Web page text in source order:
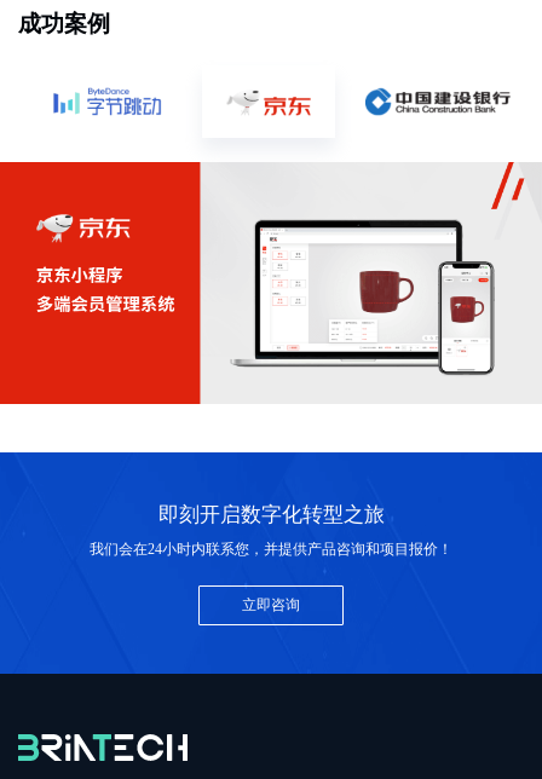
成功案例
即刻开启数字化转型之旅
我们会在24小时内联系您，并提供产品咨询和项目报价！
立即咨询